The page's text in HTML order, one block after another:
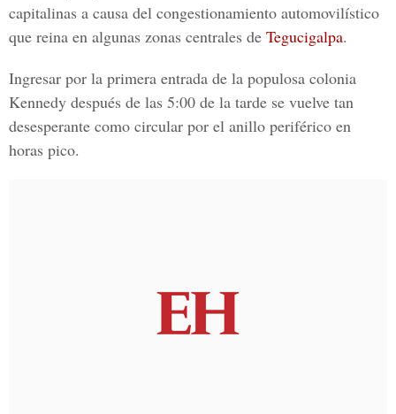
capitalinas a causa del congestionamiento automovilístico
que reina en algunas zonas centrales de Tegucigalpa.
Ingresar por la primera entrada de la populosa colonia
Kennedy después de las 5:00 de la tarde se vuelve tan
desesperante como circular por el anillo periférico en
horas pico.